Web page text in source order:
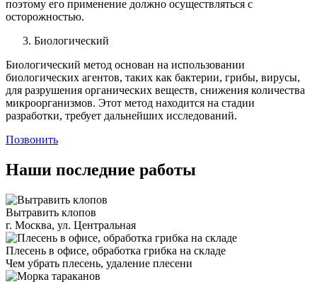
поэтому его применение должно осуществляться с
осторожностью.
Биологический
Биологический метод основан на использовании
биологических агентов, таких как бактерии, грибы, вирусы,
для разрушения органических веществ, снижения количества
микроорганизмов. Этот метод находится на стадии
разработки, требует дальнейших исследований.
Позвонить
Наши последние работы
Вытравить клопов
г. Москва, ул. Центральная
Плесень в офисе, обработка грибка на складе
Чем убрать плесень, удаление плесени